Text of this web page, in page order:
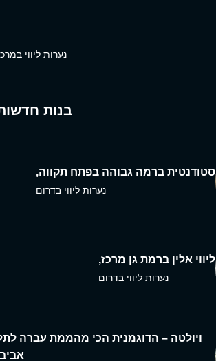
נערות ליווי
בנות
סטודנטית ברמה גבוהה בפתח תקווה,
נערות ליווי בדרום
ליווי אלין ברמת גן מרכז,
נערות ליווי בדרום
ויולטה – הדוגמנית הכי מהממת עברה